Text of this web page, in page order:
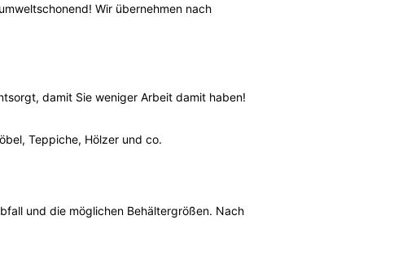
Wir übernehmen nach
damit Sie weniger Arbeit damit haben!
Teppiche, Hölzer und co.
und die möglichen Behältergrößen. Nach